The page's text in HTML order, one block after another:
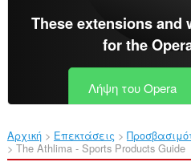
These extensions and
for the
Λήψη του Opera
Αρχική Επεκτάσεις
The Athlima - Sports Products Guide‎